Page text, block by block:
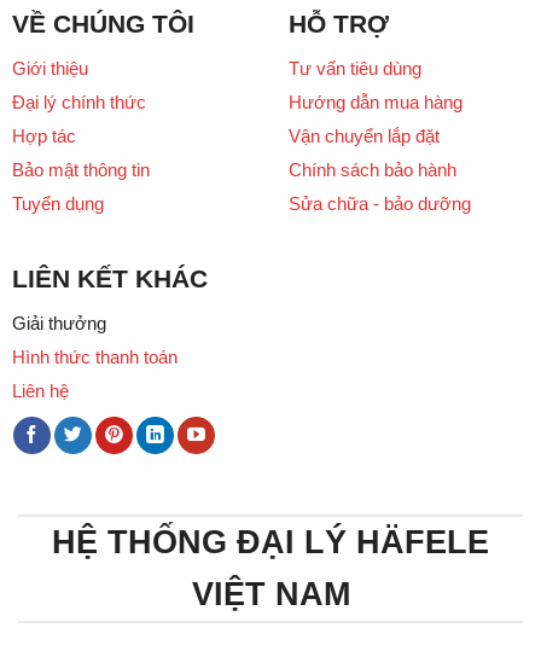
VỀ CHÚNG TÔI
Giới thiệu
Đại lý chính thức
Hợp tác
Bảo mật thông tin
Tuyển dụng
HỖ TRỢ
Tư vấn tiêu dùng
Hướng dẫn mua hàng
Vận chuyển lắp đặt
Chính sách bảo hành
Sửa chữa - bảo dưỡng
LIÊN KẾT KHÁC
Giải thưởng
Hình thức thanh toán
Liên hệ
HỆ THỐNG ĐẠI LÝ HÄFELE
VIỆT NAM